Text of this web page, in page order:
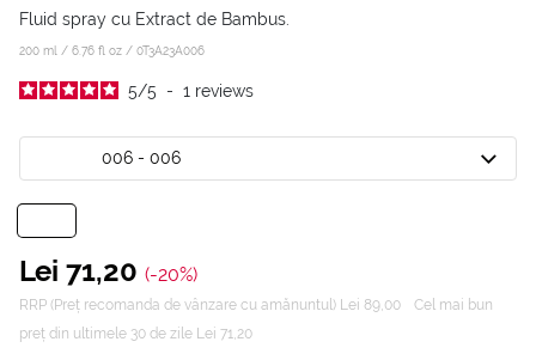
Fluid spray cu Extract de Bambus.
200 ml / 6.76 fl oz / 0T3A23A006
5/5 - 1 reviews
006 - 006
Lei 71,20 (-20%)
RRP (Preț recomanda de vânzare cu amănuntul) Lei 89,00
Cel mai bun
preț din ultimele 30 de zile Lei 71,20